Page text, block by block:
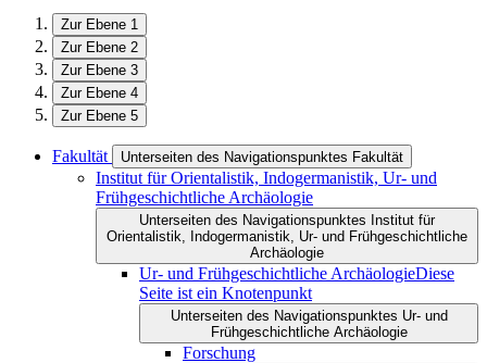
Zur Ebene 1
Zur Ebene 2
Zur Ebene 3
Zur Ebene 4
Zur Ebene 5
Fakultät Unterseiten des Navigationspunktes Fakultät
Institut für Orientalistik, Indogermanistik, Ur- und
Frühgeschichtliche Archäologie
Unterseiten des Navigationspunktes Institut für
Orientalistik, Indogermanistik, Ur- und Frühgeschichtliche
Archäologie
Ur- und Frühgeschichtliche ArchäologieDiese
Seite ist ein Knotenpunkt
Unterseiten des Navigationspunktes Ur- und
Frühgeschichtliche Archäologie
Forschung